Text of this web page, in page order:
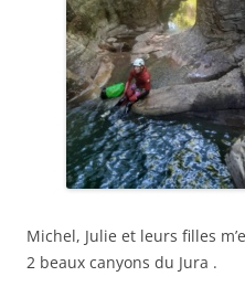
Michel, Julie et leurs filles
2 beaux canyons du Jura .